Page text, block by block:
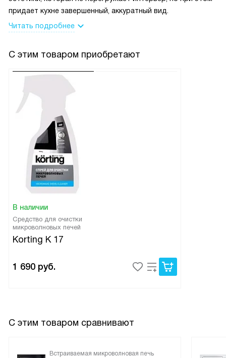
микроволновка не только облегчила мне жизнь, но и
замечательную технику!
придает кухне завершенный, аккуратный вид.
Читать подробнее
С этим товаром приобретают
В наличии
Средство для очистки
микроволновых печей
Korting K 17
1 690 руб.
С этим товаром сравнивают
Встраиваемая микроволновая печь